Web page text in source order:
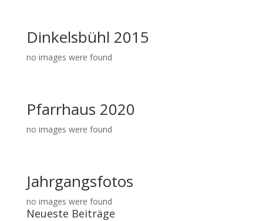
Dinkelsbühl 2015
no images were found
Pfarrhaus 2020
no images were found
Jahrgangsfotos
no images were found
Neueste Beiträge